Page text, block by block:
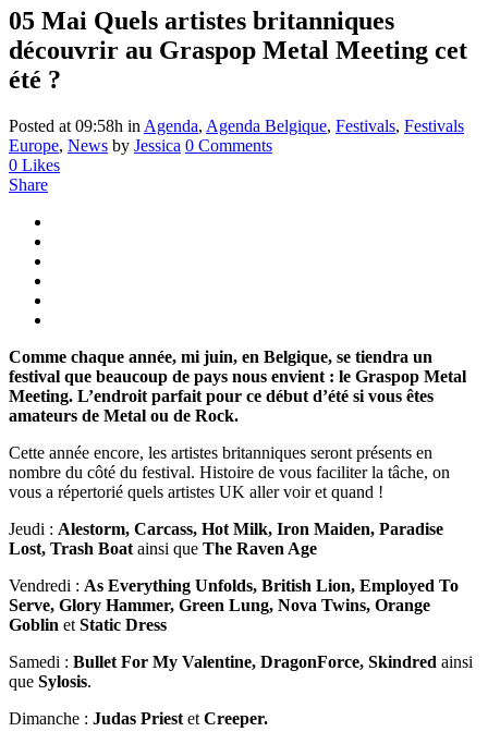
05 Mai Quels artistes britanniques
découvrir au Graspop Metal Meeting cet
été ?
Posted at 09:58h in Agenda, Agenda Belgique, Festivals, Festivals
Europe, News by Jessica 0 Comments
0 Likes
Share
Comme chaque année, mi juin, en Belgique, se tiendra un
festival que beaucoup de pays nous envient : le Graspop Metal
Meeting. L’endroit parfait pour ce début d’été si vous êtes
amateurs de Metal ou de Rock.
Cette année encore, les artistes britanniques seront présents en
nombre du côté du festival. Histoire de vous faciliter la tâche, on
vous a répertorié quels artistes UK aller voir et quand !
Jeudi : Alestorm, Carcass, Hot Milk, Iron Maiden, Paradise
Lost, Trash Boat ainsi que The Raven Age
Vendredi : As Everything Unfolds, British Lion, Employed To
Serve, Glory Hammer, Green Lung, Nova Twins, Orange
Goblin et Static Dress
Samedi : Bullet For My Valentine, DragonForce, Skindred ainsi
que Sylosis.
Dimanche : Judas Priest et Creeper.